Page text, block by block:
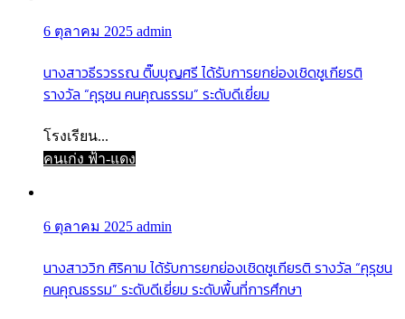
6 ตุลาคม 2025 admin
นางสาวธีรวรรณ ติ๊บบุญศรี ได้รับการยกย่องเชิดชูเกียรติ
รางวัล “คุรุชน คนคุณธรรม” ระดับดีเยี่ยม
โรงเรียน...
คนเก่ง ฟ้า-แดง
6 ตุลาคม 2025 admin
นางสาววิก ศิริคาม ได้รับการยกย่องเชิดชูเกียรติ รางวัล “คุรุชน
คนคุณธรรม” ระดับดีเยี่ยม ระดับพื้นที่การศึกษา